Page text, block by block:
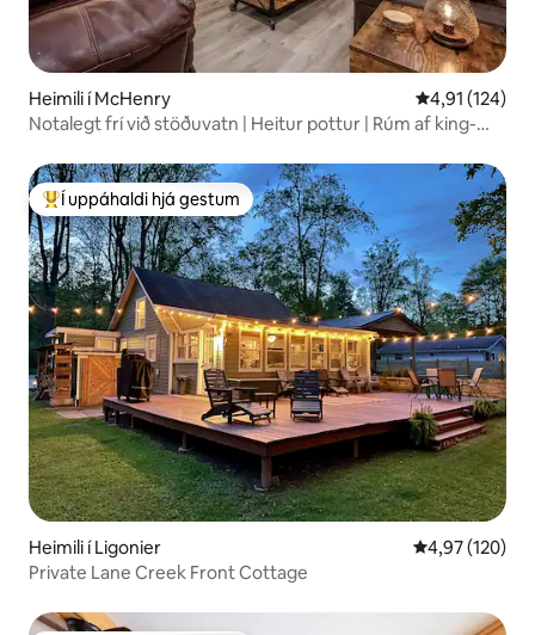
Heimili í McHenry 4,91 af 5 í
4,91 (124)
Notalegt frí við stöðuvatn | Heitur pottur | Rúm af king-
Í mestu uppáhaldi hjá gestum
Í uppáhaldi hjá gestum
Heimili í Ligonier 4,97 af 5 í
4,97 (120)
Private Lane Creek Front Cottage